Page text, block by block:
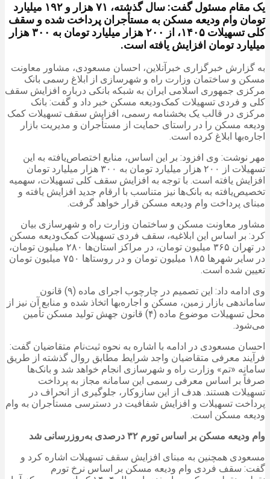
یک مقام مسئول گفت: سال گذشته، ۷۱ هزار و ۱۹۲ میلیارد
تومان وام ودیعه مسکن به مستأجران پرداخت شده و سقف
کلی تسهیلات ۱۴۰۵، از ۲۰۰ هزار میلیارد تومان به ۳۰۰ هزار
میلیارد تومان افزایش یافته است.
به گزارش خبرگزاری خبرآنلاین، احسان مسعودی، مشاور معاونت
مسکن و ساختمان وزارت راه و شهرسازی از ابلاغ رسمی بانک
مرکزی جمهوری اسلامی ایران به شبکه بانکی درباره افزایش سقف
کلی و فردی تسهیلات کمک‌ودیعه مسکن خبر داد و گفت: بانک
مرکزی در قالب یک بخشنامه رسمی، افزایش سقف تسهیلات کمک‌
ودیعه مسکن را در راستای حمایت از مستأجران و مدیریت بازار
اجاره‌بها ابلاغ کرده است.
مهر نوشت: وی افزود: بر این اساس، منابع اختصاص‌یافته به این
تسهیلات از ۲۰۰ هزار میلیارد تومان به ۳۰۰ هزار میلیارد تومان
افزایش یافته است. با توجه به افزایش سقف کلی تسهیلات، سهمیه
تخصیص‌یافته به بانک‌ها نیز متناسب با ارقام جدید افزایش یافته و
مبنای پرداخت وام ودیعه مسکن قرار خواهد گرفت.
مشاور معاونت مسکن و ساختمان وزارت راه و شهرسازی بیان
کرد: بر اساس این ابلاغیه، سقف فردی تسهیلات کمک‌ودیعه مسکن
در تهران ۳۶۵ میلیون تومان، در مراکز استان‌ها ۲۸۰ میلیون تومان،
در سایر شهرها ۱۸۵ میلیون تومان و در روستاها ۷۵۰ میلیون تومان
تعیین شده است.
وی ادامه داد: این تصمیم در چارچوب اجرای ماده (۹) قانون
ساماندهی بازار زمین، مسکن و اجاره‌بها اتخاذ شده و منابع آن نیز از
محل تسهیلات موضوع ماده (۴) قانون جهش تولید مسکن تأمین
می‌شود.
احسان مسعودی در ادامه با اشاره به نحوه ثبت‌نام متقاضیان گفت:
فرآیند معرفی متقاضیان واجد شرایط مطابق روال گذشته از طریق
سامانه «تم» وزارت راه و شهرسازی انجام خواهد شد و بانک‌ها
صرفاً بر اساس معرفی رسمی این سامانه مجاز به پرداخت
تسهیلات هستند. هدف از این سازوکار، جلوگیری از انحراف در
پرداخت تسهیلات و افزایش شفافیت در دسترسی مستأجران به وام
ودیعه مسکن است.
وام ودیعه مسکن بر اساس تورم ۳۲ درصدی به‌روزرسانی شد
مسعودی همچنین به مبنای افزایش سقف تسهیلات اشاره کرد و
گفت: سقف فردی وام ودیعه مسکن بر اساس نرخ تورم